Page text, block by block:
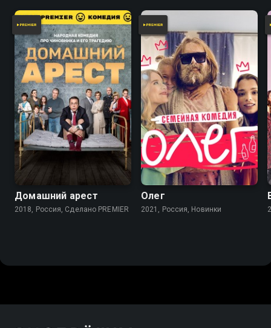
7.9
Домашний арест
2018, Россия, Сделано PREMIER
Олег
2021, Россия, Новинки